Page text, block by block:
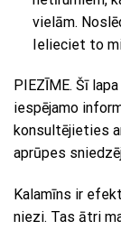
vielām.
Ielieciet to
PIEZĪME. Šī
iespējamo
konsultējieties
aprūpes
Kalamīns ir
niezi. Tas ātri